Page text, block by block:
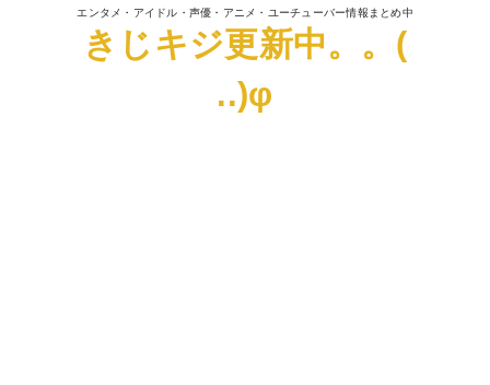
エンタメ・アイドル・声優・アニメ・ユーチューバー情報まとめ中
きじキジ更新中。。(
..)φ